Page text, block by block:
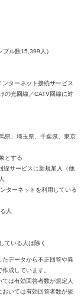
ル数15,399人）
ターネット接続サービス
の光回線／CATV回線に対
県、埼玉県、千葉県、東京
とする
線サービスに新規加入（他
ターネットを利用している
人
ている人は除く
データから不正回答や異
成しています。
は有効回答者数が規定人
いては有効回答者数が規